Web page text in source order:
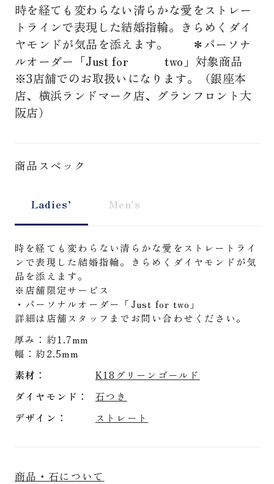
時を経ても変わらない清らかな愛をストレー
トラインで表現した結婚指輪。きらめくダイ
ヤモンドが気品を添えます。 ＊パーソナ
ルオーダー「Just for two」対象商品
※3店舗でのお取扱いになります。（銀座本
店、横浜ランドマーク店、グランフロント大
阪店）
商品スペック
Ladies’ Men’s
時を経ても変わらない清らかな愛をストレートライ
ンで表現した結婚指輪。きらめくダイヤモンドが気
品を添えます。
※店舗限定サービス
・パーソナルオーダー「Just for two」
詳細は店舗スタッフまでお問い合わせください。
厚み：約1.7mm
幅：約2.5mm
素材
K18グリーンゴールド
ダイヤモンド
石つき
デザイン
ストレート
商品・石について